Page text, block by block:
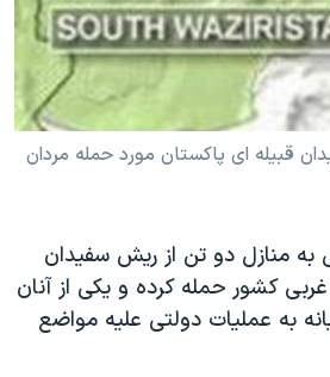
۲۰۲۴
اسرائیل
قبیله ای پاکستان مورد حمله مردان
به منازل دو تن از ریش سفیدان
کشور حمله کرده و یکی از آنان
به عملیات دولتی علیه مواضع